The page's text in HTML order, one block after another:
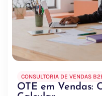
CONSULTORIA DE VENDAS
OTE em Vendas: